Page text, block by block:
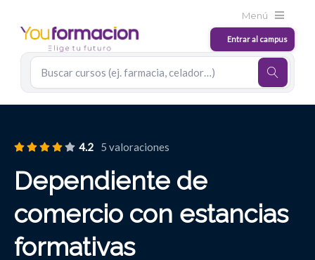
4.2 5 valoraciones
Dependiente de
comercio con estancias
formativas